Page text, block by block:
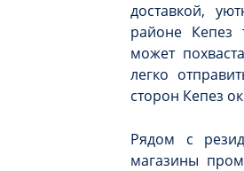
доставкой,
районе Кепез
может
легко
сторон Кепез
Рядом с
магазины